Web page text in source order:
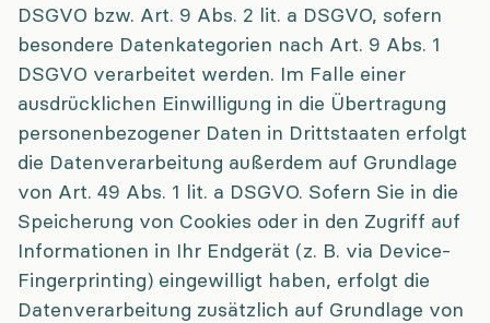
DSGVO bzw. Art. 9 Abs. 2 lit. a DSGVO, sofern
besondere Datenkategorien nach Art. 9 Abs. 1
DSGVO verarbeitet werden. Im Falle einer
ausdrücklichen Einwilligung in die Übertragung
personenbezogener Daten in Drittstaaten erfolgt
die Datenverarbeitung außerdem auf Grundlage
von Art. 49 Abs. 1 lit. a DSGVO. Sofern Sie in die
Speicherung von Cookies oder in den Zugriff auf
Informationen in Ihr Endgerät (z. B. via Device-
Fingerprinting) eingewilligt haben, erfolgt die
Datenverarbeitung zusätzlich auf Grundlage von